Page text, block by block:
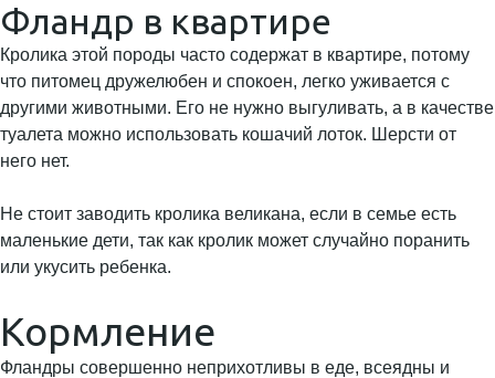
Фландр в квартире
Кролика этой породы часто содержат в квартире, потому
что питомец дружелюбен и спокоен, легко уживается с
другими животными. Его не нужно выгуливать, а в качестве
туалета можно использовать кошачий лоток. Шерсти от
него нет.
Не стоит заводить кролика великана, если в семье есть
маленькие дети, так как кролик может случайно поранить
или укусить ребенка.
Кормление
Фландры совершенно неприхотливы в еде, всеядны и